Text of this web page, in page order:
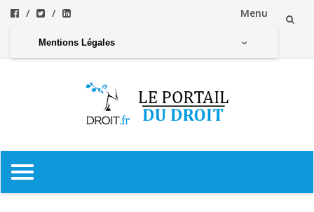
Menu
Mentions Légales